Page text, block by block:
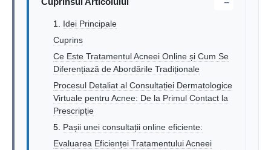
−
Idei Principale
Cuprins
Ce Este Tratamentul Acneei Online și Cum Se
Diferențiază de Abordările Tradiționale
Procesul Detaliat al Consultației Dermatologice
Virtuale pentru Acnee: De la Primul Contact la
Prescripție
Pașii unei consultații online eficiente:
Evaluarea Eficienței Tratamentului Acneei